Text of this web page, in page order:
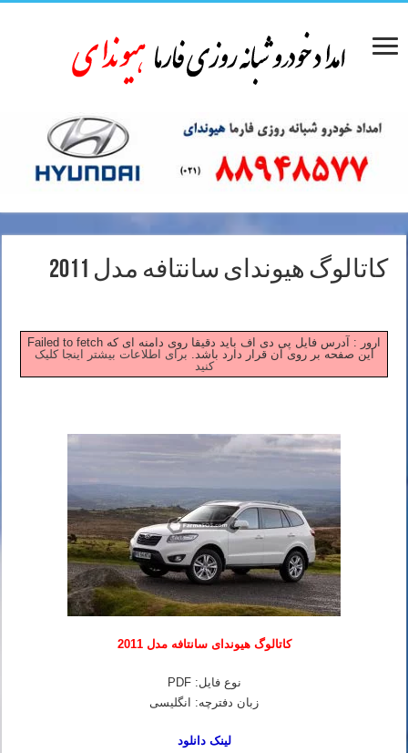
کاتالوگ هیوندای سانتافه مدل 2011
Failed to fetch ارور : آدرس فایل پی دی اف باید دقیقا روی دامنه ای که
این صفحه بر روی آن قرار دارد باشد. برای اطلاعات بیشتر اینجا کلیک
کنید
کاتالوگ هیوندای سانتافه مدل 2011
نوع فایل: PDF
زبان دفترچه: انگلیسی
لینک دانلود